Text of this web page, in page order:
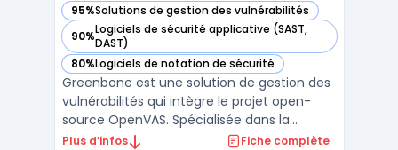
95%Solutions de gestion des vulnérabilités
— voir Greenbone dans cette catégorie
90%Logiciels de sécurité applicative (SAST,
DAST)
— voir Greenbone dans cette catégorie
80%Logiciels de notation de sécurité
— voir Greenbone dans cette catégorie
Greenbone est une solution de gestion des
vulnérabilités qui intègre le projet open-
source OpenVAS. Spécialisée dans la
détection et l'analyse des vulnérabilités
Plus d’infos Fiche complète